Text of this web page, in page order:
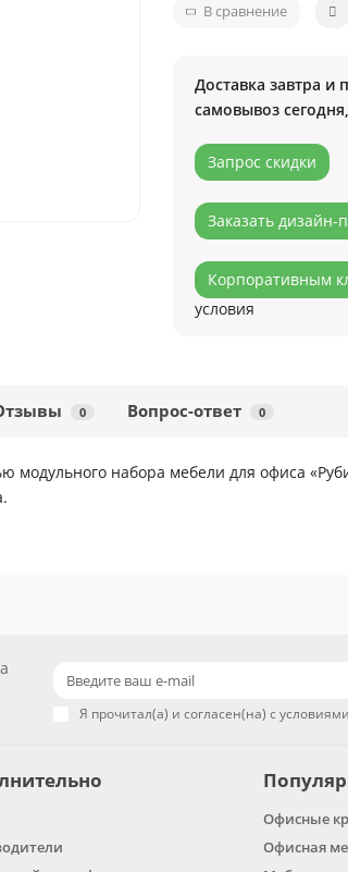
В сравнение
Доставка завтра и
самовывоз
Запрос скидки
Заказать дизайн-
Корпоративным
условия
0 Вопрос-ответ 0
модульного набора мебели для офиса
Я прочитал(а) и согласен(на) с условиями
Офисные
Офисная